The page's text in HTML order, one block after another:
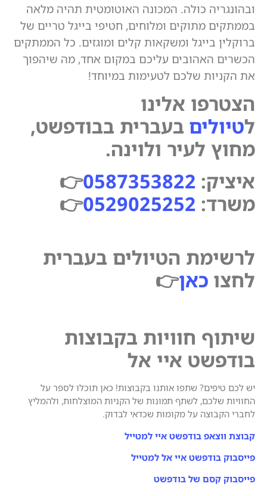
ובהונגריה כולה. המכונה האוטומטית תהיה מלאה
בממתקים מתוקים ומלוחים, חטיפי בייגל טריים של
ברוקלין בייגל ומשקאות קלים ומוגזים. כל הממתקים
הכשרים האהובים עליכם במקום אחד, מה שיהפוך
את הקניות שלכם לטעימות במיוחד!
הצטרפו אלינו
לטיולים בעברית בבודפשט,
מחוץ לעיר ולוינה.
איציק: 0587353822
👉
משרד: 0529025252
👉
לרשימת הטיולים בעברית
לחצו כאן👉
שיתוף חוויות בקבוצות
בודפשט איי אל
יש לכם טיפים? שתפו אותנו בקבוצות! כאן תוכלו לספר על
החוויות שלכם, לשתף תמונות של הקניות המוצלחות, ולהמליץ
לחברי הקבוצה על מקומות שכדאי לבדוק.
קבוצת ווצאפ בודפשט איי למטייל
פייסבוק בודפשט איי אל למטייל
פייסבוק קסם של בודפשט